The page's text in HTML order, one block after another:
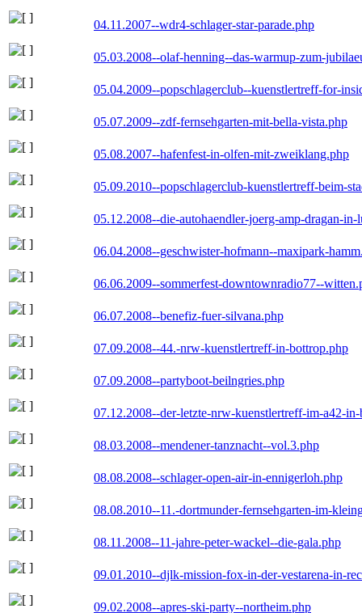
04.11.2007--wdr4-schlager-star-parade.php
05.03.2008--olaf-henning--das-warmup-zum-
05.04.2009--popschlagerclub--kuenstlertreff-for-
05.07.2009--zdf-fernsehgarten-mit-bella-vista.php
05.08.2007--hafenfest-in-olfen-mit-zweiklang.php
05.09.2010--popschlagerclub-kuenstlertreff-beim-
05.12.2008--die-autohaendler-joerg-amp-dragan-in-
06.04.2008--geschwister-hofmann--maxipark-
06.06.2009--sommerfest-downtownradio77--
06.07.2008--benefiz-fuer-silvana.php
07.09.2008--44.-nrw-kuenstlertreff-in-bottrop.php
07.09.2008--partyboot-beilngries.php
07.12.2008--der-letzte-nrw-kuenstlertreff-im-a42-
08.03.2008--mendener-tanznacht--vol.3.php
08.08.2008--schlager-open-air-in-ennigerloh.php
08.08.2010--11.-dortmunder-fernsehgarten-im-
08.11.2008--11-jahre-peter-wackel--die-gala.php
09.01.2010--djlk-mission-fox-in-der-vestarena-in-
09.02.2008--apres-ski-party--northeim.php